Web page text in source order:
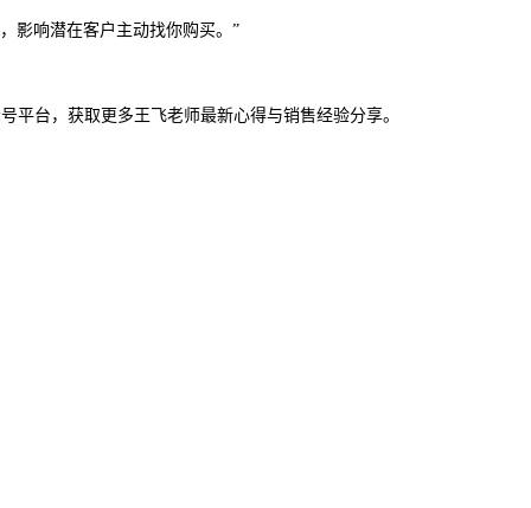
影响潜在客户主动找你购买。 ”
平台，获取更多王飞老师最新心得与销售经验分享。